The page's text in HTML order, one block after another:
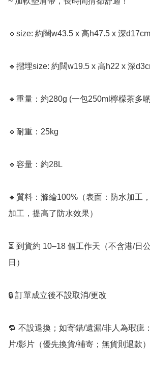
🔹size: 約闊w43.5 x 高h47.5 x 深d17cm
🔹摺埋size: 約闊w19.5 x 高h22 x 深
🔹重量：約280g (一包250ml檸檬茶多
🔹耐重：25kg
🔹容量：約28L
🔹質料：滌綸100%（表面：防水加工
加工，提高了防水效果）
⏳ 到貨約 10–18 個工作天（不含港/日
日）
🔒 訂單成立後不設取消/更改
🔁 不設退換；如寄錯/遺漏/非人為瑕疵
片/影片（優先換貨/補寄；無貨則退款）